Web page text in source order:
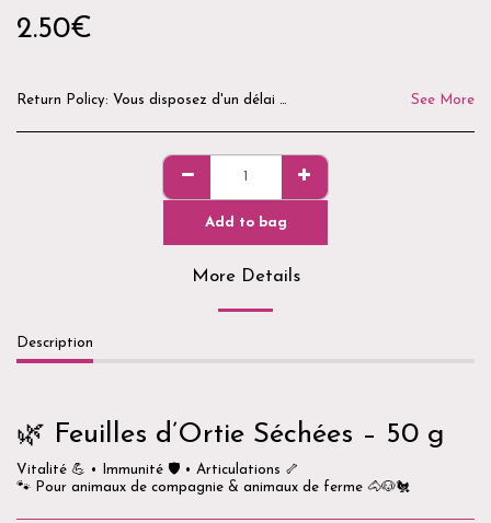
2.50€
Return Policy: Vous disposez d'un délai de 14 jours après réception de votre commande pour demander un retour. Les produits doivent être neufs, non utilisés, non ouverts et dans leur emballage d'origine. Pour des raisons d'hygiène et de sécurité, les produits ouverts, utilisés ou personnalisés ne peuvent être ni repris ni remboursés. Avant tout retour, merci de nous contacter par e-mail ou via notre formulaire de contact afin d'obtenir les modalités de retour. Les frais de retour restent à la charge du client, sauf en cas d'erreur de préparation ou de produit défectueux. La Boutique du Goussatié vous remercie de votre confiance. 🌿🐾 See More
Add to bag
More Details
Description
🌿 Feuilles d’Ortie Séchées – 50 g
Vitalité 💪 • Immunité 🛡️ • Articulations 🦴
🐾 Pour animaux de compagnie & animaux de ferme 🐴🐶🐔